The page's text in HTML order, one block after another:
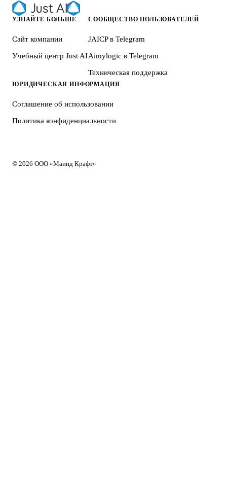
УЗНАЙТЕ БОЛЬШЕ
Сайт компании
Учебный центр Just AI
СООБЩЕСТВО ПОЛЬЗОВАТЕЛЕЙ
JAICP в Telegram
Aimylogic в Telegram
Техническая поддержка
ЮРИДИЧЕСКАЯ ИНФОРМАЦИЯ
Соглашение об использовании
Политика конфиденциальности
© 2026 ООО «Маинд Крафт»